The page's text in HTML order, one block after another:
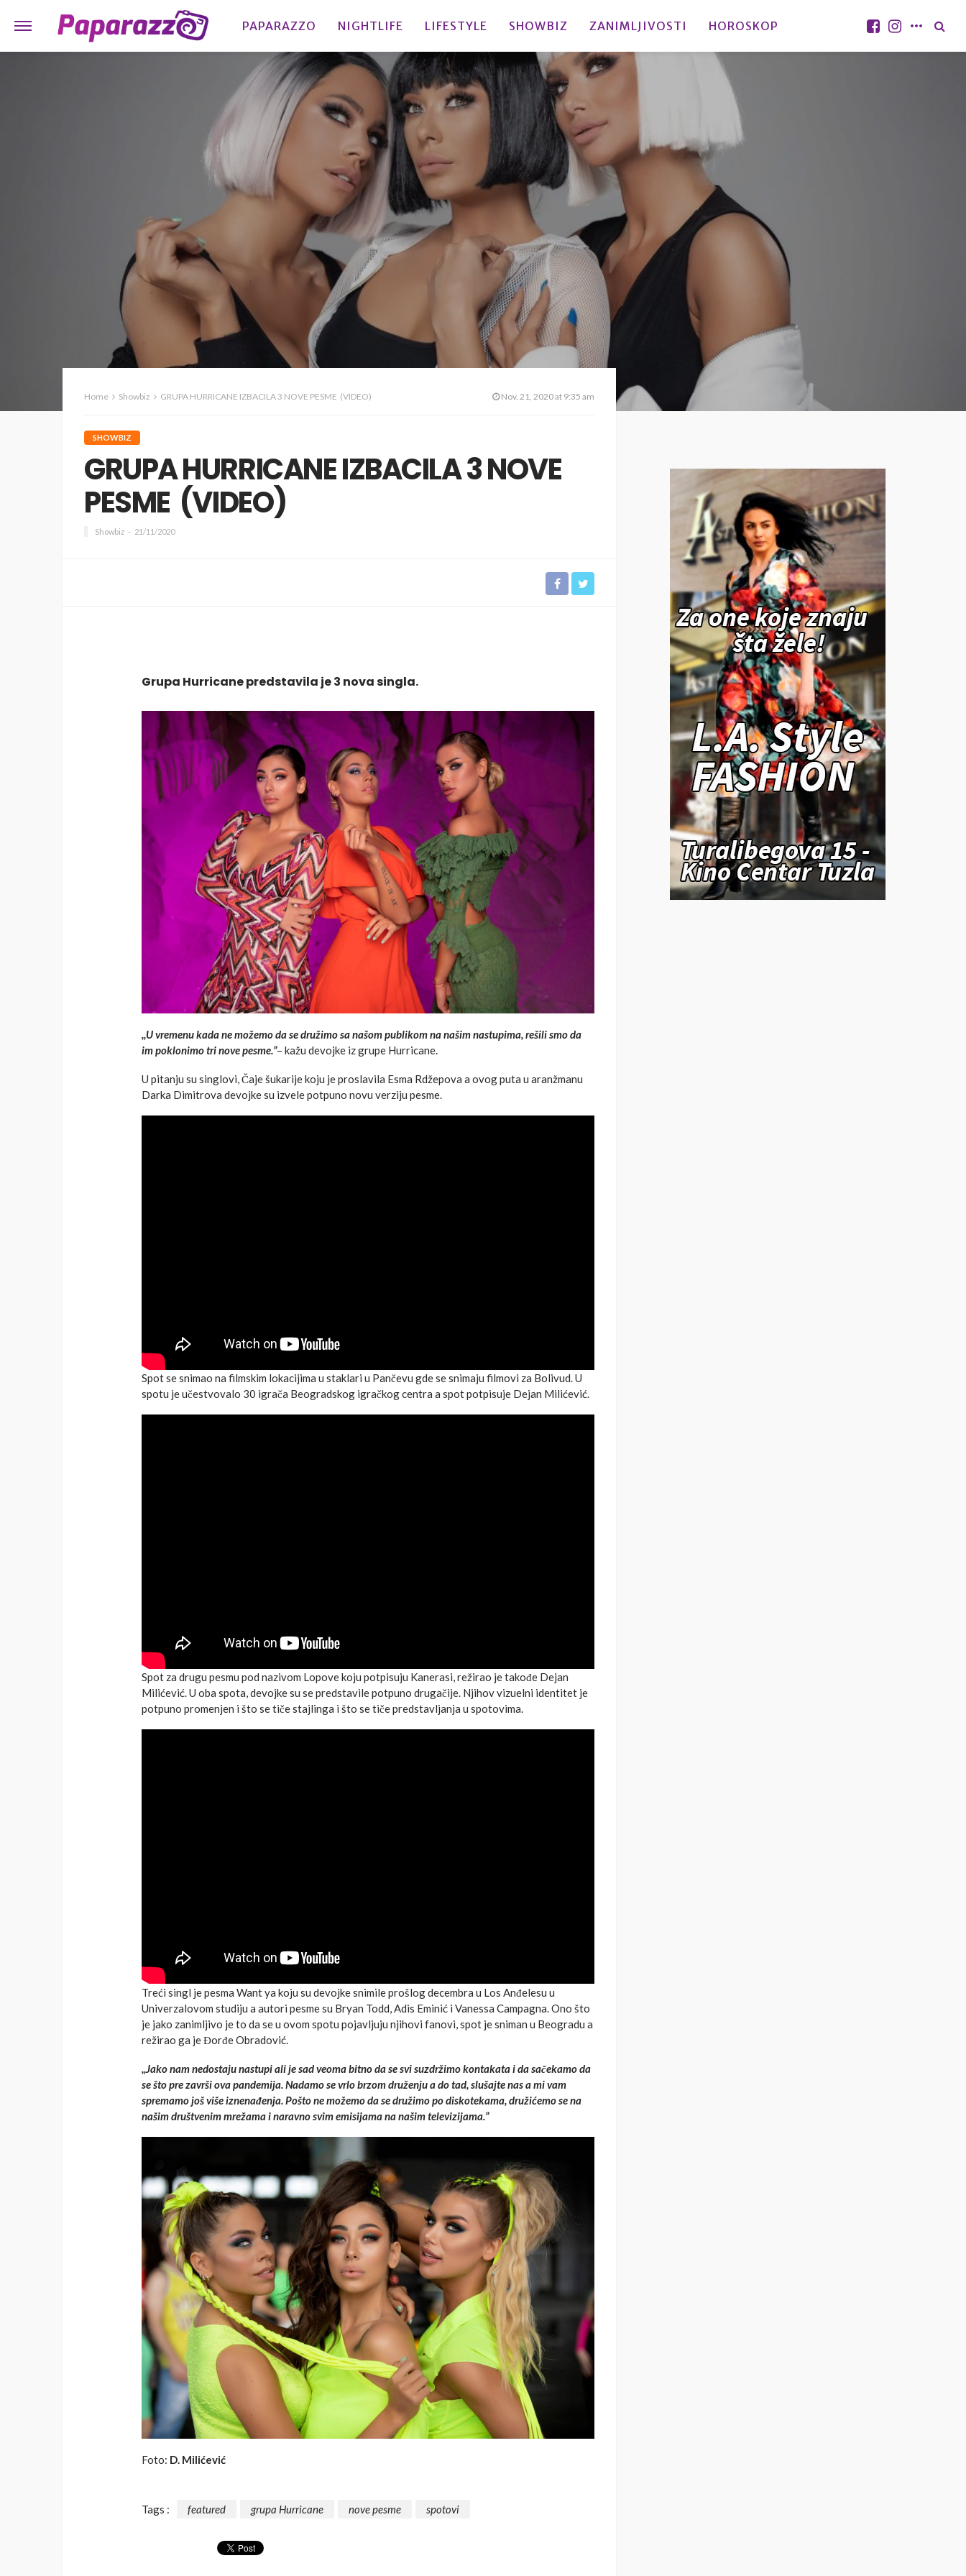
PAPARAZZO NIGHTLIFE LIFESTYLE SHOWBIZ ZANIMLJIVOSTI HOROSKOP
Home Showbiz GRUPA HURRICANE IZBACILA 3 NOVE PESME (VIDEO) Nov. 21, 2020 at 9:35 am
SHOWBIZ
GRUPA HURRICANE IZBACILA 3 NOVE
PESME (VIDEO)
Showbiz 21/11/2020
Grupa Hurricane predstavila je 3 nova singla.
,,U vremenu kada ne možemo da se družimo sa našom publikom na našim nastupima, rešili smo da
im poklonimo tri nove pesme.”– kažu devojke iz grupe Hurricane.
U pitanju su singlovi, Čaje šukarije koju je proslavila Esma Rdžepova a ovog puta u aranžmanu
Darka Dimitrova devojke su izvele potpuno novu verziju pesme.
Spot se snimao na filmskim lokacijima u staklari u Pančevu gde se snimaju filmovi za Bolivud. U
spotu je učestvovalo 30 igrača Beogradskog igračkog centra a spot potpisuje Dejan Milićević.
Spot za drugu pesmu pod nazivom Lopove koju potpisuju Kanerasi, režirao je takođe Dejan
Milićević. U oba spota, devojke su se predstavile potpuno drugačije. Njihov vizuelni identitet je
potpuno promenjen i što se tiče stajlinga i što se tiče predstavljanja u spotovima.
Treći singl je pesma Want ya koju su devojke snimile prošlog decembra u Los Anđelesu u
Univerzalovom studiju a autori pesme su Bryan Todd, Adis Eminić i Vanessa Campagna. Ono što
je jako zanimljivo je to da se u ovom spotu pojavljuju njihovi fanovi, spot je sniman u Beogradu a
režirao ga je Đorđe Obradović.
,,Jako nam nedostaju nastupi ali je sad veoma bitno da se svi suzdržimo kontakata i da sačekamo da
se što pre završi ova pandemija. Nadamo se vrlo brzom druženju a do tad, slušajte nas a mi vam
spremamo još više iznenađenja. Pošto ne možemo da se družimo po diskotekama, družićemo se na
našim društvenim mrežama i naravno svim emisijama na našim televizijama.”
Foto: D. Milićević
Tags : featured grupa Hurricane nove pesme spotovi